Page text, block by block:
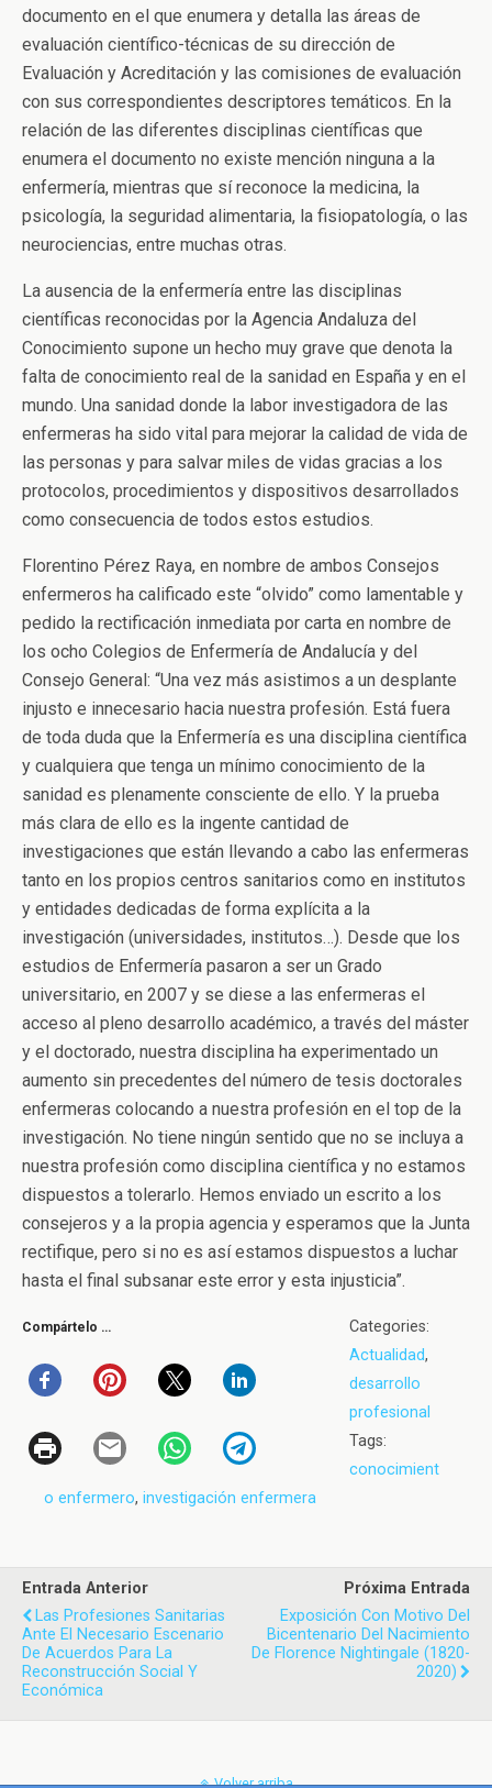
documento en el que enumera y detalla las áreas de
evaluación científico-técnicas de su dirección de
Evaluación y Acreditación y las comisiones de evaluación
con sus correspondientes descriptores temáticos. En la
relación de las diferentes disciplinas científicas que
enumera el documento no existe mención ninguna a la
enfermería, mientras que sí reconoce la medicina, la
psicología, la seguridad alimentaria, la fisiopatología, o las
neurociencias, entre muchas otras.
La ausencia de la enfermería entre las disciplinas
científicas reconocidas por la Agencia Andaluza del
Conocimiento supone un hecho muy grave que denota la
falta de conocimiento real de la sanidad en España y en el
mundo. Una sanidad donde la labor investigadora de las
enfermeras ha sido vital para mejorar la calidad de vida de
las personas y para salvar miles de vidas gracias a los
protocolos, procedimientos y dispositivos desarrollados
como consecuencia de todos estos estudios.
Florentino Pérez Raya, en nombre de ambos Consejos
enfermeros ha calificado este “olvido” como lamentable y
pedido la rectificación inmediata por carta en nombre de
los ocho Colegios de Enfermería de Andalucía y del
Consejo General: “Una vez más asistimos a un desplante
injusto e innecesario hacia nuestra profesión. Está fuera
de toda duda que la Enfermería es una disciplina científica
y cualquiera que tenga un mínimo conocimiento de la
sanidad es plenamente consciente de ello. Y la prueba
más clara de ello es la ingente cantidad de
investigaciones que están llevando a cabo las enfermeras
tanto en los propios centros sanitarios como en institutos
y entidades dedicadas de forma explícita a la
investigación (universidades, institutos…). Desde que los
estudios de Enfermería pasaron a ser un Grado
universitario, en 2007 y se diese a las enfermeras el
acceso al pleno desarrollo académico, a través del máster
y el doctorado, nuestra disciplina ha experimentado un
aumento sin precedentes del número de tesis doctorales
enfermeras colocando a nuestra profesión en el top de la
investigación. No tiene ningún sentido que no se incluya a
nuestra profesión como disciplina científica y no estamos
dispuestos a tolerarlo. Hemos enviado un escrito a los
consejeros y a la propia agencia y esperamos que la Junta
rectifique, pero si no es así estamos dispuestos a luchar
hasta el final subsanar este error y esta injusticia”.
Compártelo …
Categories:
Actualidad,
desarrollo
profesional
Tags:
conocimient
o enfermero, investigación enfermera
Entrada Anterior
Las Profesiones Sanitarias
Ante El Necesario Escenario
De Acuerdos Para La
Reconstrucción Social Y
Económica
Próxima Entrada
Exposición Con Motivo Del
Bicentenario Del Nacimiento
De Florence Nightingale (1820-
2020)
Volver arriba